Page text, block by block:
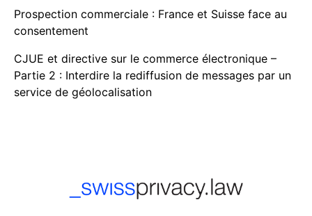
Prospection commerciale : France et Suisse face au
consentement
CJUE et directive sur le commerce électronique –
Partie 2 : Interdire la rediffusion de messages par un
service de géolocalisation